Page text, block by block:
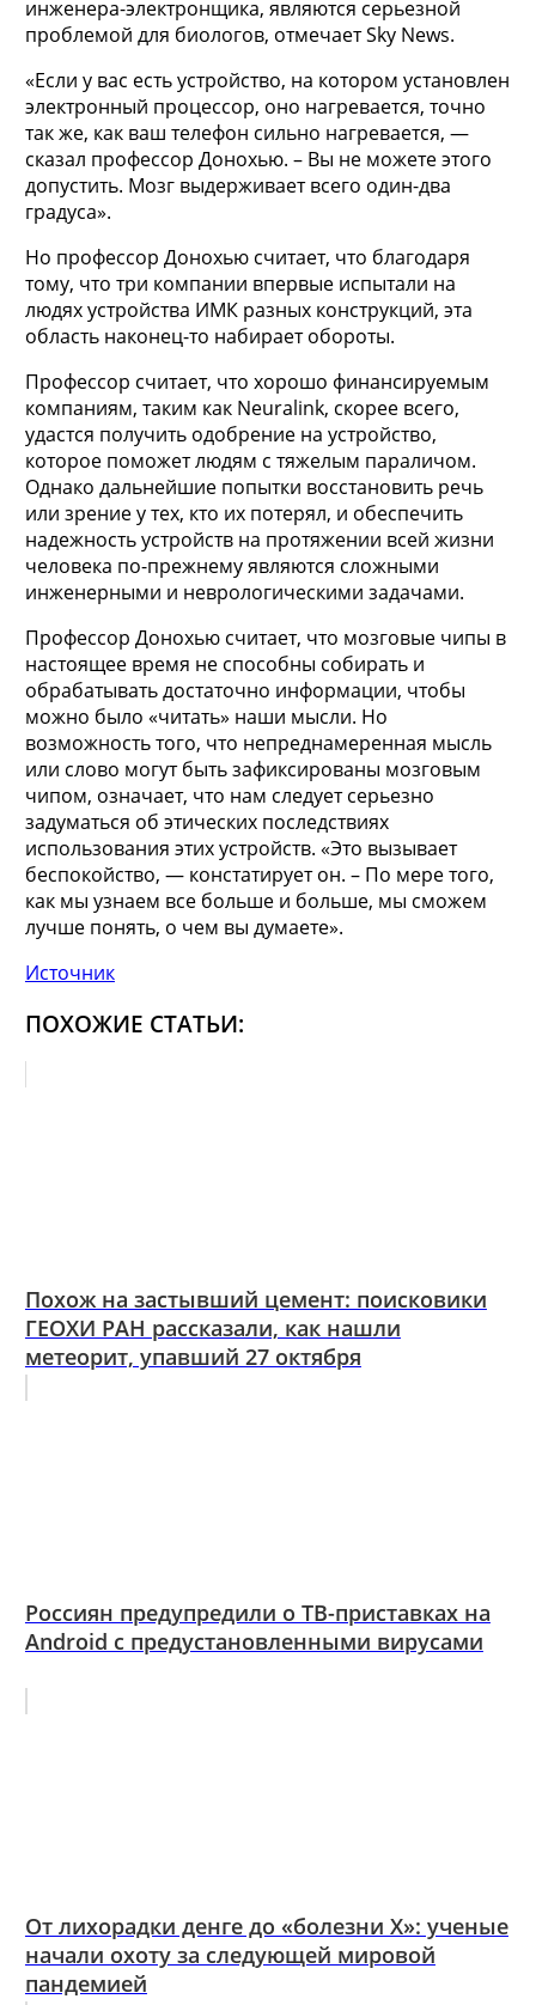
инженера-электронщика, являются серьезной
проблемой для биологов, отмечает Sky News.
«Если у вас есть устройство, на котором установлен
электронный процессор, оно нагревается, точно
так же, как ваш телефон сильно нагревается, —
сказал профессор Донохью. – Вы не можете этого
допустить. Мозг выдерживает всего один-два
градуса».
Но профессор Донохью считает, что благодаря
тому, что три компании впервые испытали на
людях устройства ИМК разных конструкций, эта
область наконец-то набирает обороты.
Профессор считает, что хорошо финансируемым
компаниям, таким как Neuralink, скорее всего,
удастся получить одобрение на устройство,
которое поможет людям с тяжелым параличом.
Однако дальнейшие попытки восстановить речь
или зрение у тех, кто их потерял, и обеспечить
надежность устройств на протяжении всей жизни
человека по-прежнему являются сложными
инженерными и неврологическими задачами.
Профессор Донохью считает, что мозговые чипы в
настоящее время не способны собирать и
обрабатывать достаточно информации, чтобы
можно было «читать» наши мысли. Но
возможность того, что непреднамеренная мысль
или слово могут быть зафиксированы мозговым
чипом, означает, что нам следует серьезно
задуматься об этических последствиях
использования этих устройств. «Это вызывает
беспокойство, — констатирует он. – По мере того,
как мы узнаем все больше и больше, мы сможем
лучше понять, о чем вы думаете».
Источник
ПОХОЖИЕ СТАТЬИ:
Похож на застывший цемент: поисковики
ГЕОХИ РАН рассказали, как нашли
метеорит, упавший 27 октября
Россиян предупредили о ТВ-приставках на
Android с предустановленными вирусами
От лихорадки денге до «болезни X»: ученые
начали охоту за следующей мировой
пандемией